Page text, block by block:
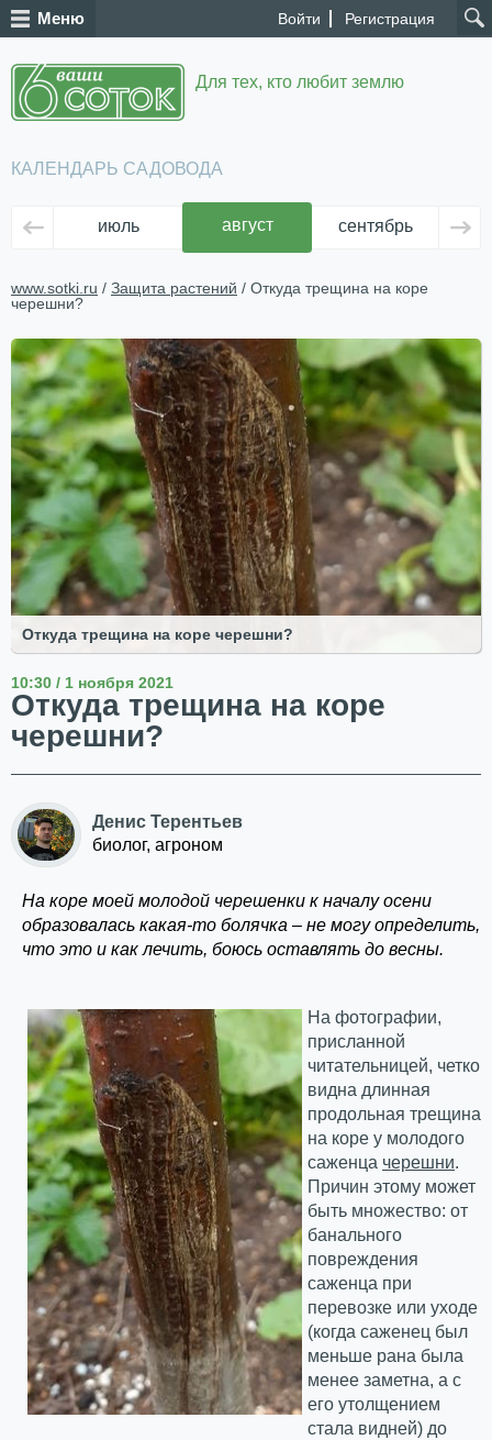
Войти Регистрация
Меню
Для тех, кто любит землю
КАЛЕНДАРЬ САДОВОДА
июль август сентябрь
www.sotki.ru / Защита растений / Откуда трещина на коре
черешни?
Откуда трещина на коре черешни?
10:30 / 1 ноября 2021
Откуда трещина на коре
черешни?
Денис Терентьев
биолог, агроном
На коре моей молодой черешенки к началу осени
образовалась какая-то болячка – не могу определить,
что это и как лечить, боюсь оставлять до весны.
На фотографии,
присланной
читательницей, четко
видна длинная
продольная трещина
на коре у молодого
саженца черешни.
Причин этому может
быть множество: от
банального
повреждения
саженца при
перевозке или уходе
(когда саженец был
меньше рана была
менее заметна, а с
его утолщением
стала видней) до